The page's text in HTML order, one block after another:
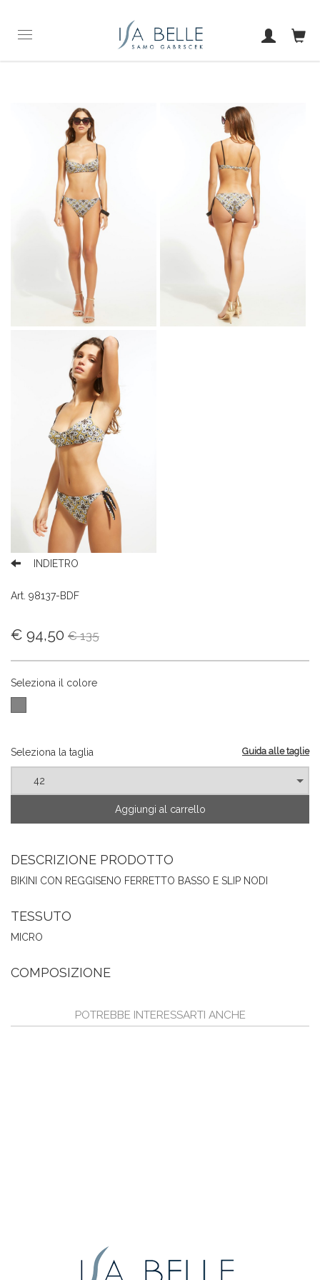
INDIETRO
Art. 98137-BDF
€ 94,50 € 135
Seleziona il colore
Guida alle taglie
Seleziona la taglia
Aggiungi al carrello
DESCRIZIONE PRODOTTO
BIKINI CON REGGISENO FERRETTO BASSO E SLIP NODI
TESSUTO
MICRO
COMPOSIZIONE
POTREBBE INTERESSARTI ANCHE